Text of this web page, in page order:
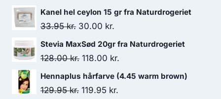
Kanel hel ceylon 15 gr fra Naturdrogeriet
33.95kr. Den
oprindelige
pris
var:
33.95 kr..
30.00 kr.
aktuelle
pris
er:
Stevia MaxSød 20gr fra Naturdrogeriet
128.00kr. Den
oprindelige
pris
118.00 kr.
aktuelle
Hennaplus hårfarve (4.45 warm brown)
129.95kr. Den
119.95 kr.